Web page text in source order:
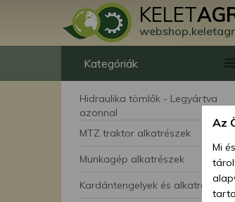
KELET
Kategóriák
Hidraulika tömlők - Legyártva
azonnal
MTZ traktor alkatrészek
Munkagép alkatrészek
Kardántengelyek és alkatrészei
Az
Mi